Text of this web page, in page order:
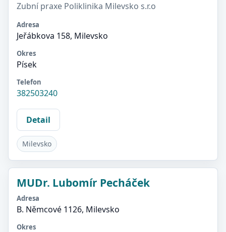
Zubní praxe Poliklinika Milevsko s.r.o
Adresa
Jeřábkova 158, Milevsko
Okres
Písek
Telefon
382503240
Detail
Milevsko
MUDr. Lubomír Pecháček
Adresa
B. Němcové 1126, Milevsko
Okres